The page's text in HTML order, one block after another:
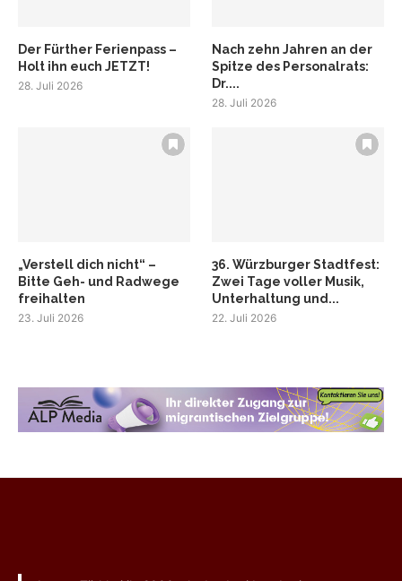
Der Fürther Ferienpass –
Holt ihn euch JETZT!
28. Juli 2026
Nach zehn Jahren an der
Spitze des Personalrats:
Dr....
28. Juli 2026
„Verstell dich nicht“ –
Bitte Geh- und Radwege
freihalten
23. Juli 2026
36. Würzburger Stadtfest:
Zwei Tage voller Musik,
Unterhaltung und...
22. Juli 2026